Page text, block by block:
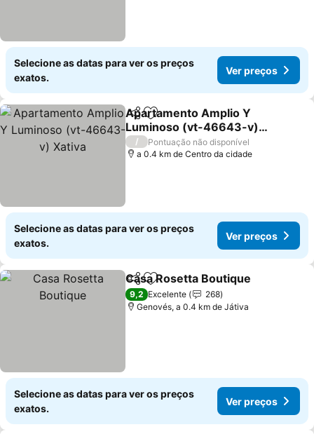
Selecione as datas para ver os preços
exatos.
Ver preços
PartilharAdicionar aos favoritos
Apartamento Amplio Y
Luminoso (vt-46643-v)
Xativa
/
Pontuação não disponível
a 0.4 km de Centro da cidade
Selecione as datas para ver os preços
exatos.
Ver preços
PartilharAdicionar aos favoritos
Casa Rosetta Boutique
9,2 Excelente
268
Genovés, a 0.4 km de Játiva
Selecione as datas para ver os preços
exatos.
Ver preços